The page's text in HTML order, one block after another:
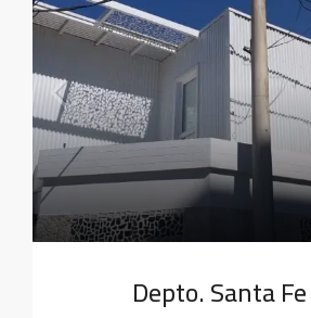
Depto. Santa